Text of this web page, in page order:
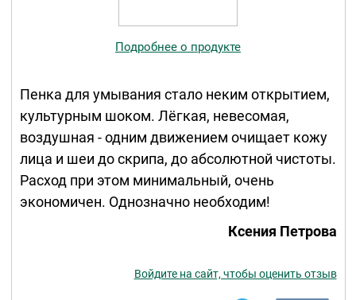
Подробнее о продукте
Пенка для умывания стало неким открытием,
культурным шоком. Лёгкая, невесомая,
воздушная - одним движением очищает кожу
лица и шеи до скрипа, до абсолютной чистоты.
Расход при этом минимальный, очень
экономичен. Однозначно необходим!
Ксения Петрова
Войдите на сайт, чтобы оценить отзыв